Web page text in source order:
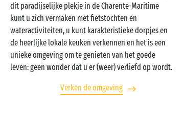
dit paradijselijke plekje in de Charente-Maritime
kunt u zich vermaken met fietstochten en
wateractiviteiten, u kunt karakteristieke dorpjes en
de heerlijke lokale keuken verkennen en het is een
unieke omgeving om te genieten van het goede
leven: geen wonder dat u er (weer) verliefd op wordt.
Verken de omgeving